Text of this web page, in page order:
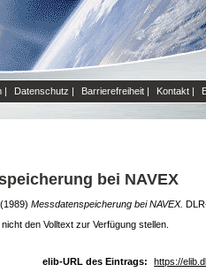
| Datenschutz | Barrierefreiheit | Kontakt |
bei NAVEX
(1989) Messdatenspeicherung bei NAVEX.
den Volltext zur Verfügung stellen.
elib-URL des Eintrags:
https://